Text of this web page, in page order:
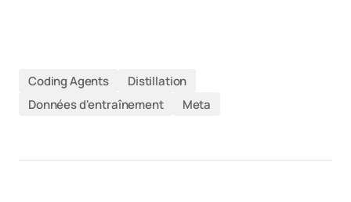
Coding Agents
Distillation
Données d'entraînement
Meta